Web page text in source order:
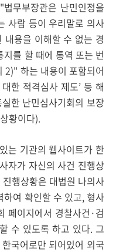
무부장관은 난민인정을
사람 등이 우리말로 의사
용을 이해할 수 없는 경
를 할 때에 통역 또는 번
2)" 하는 내용이 포함되어
한 적격심사 제도’ 등 해
한 난민심사기회의 보장
황이다).
는 기관의 웹사이트가 한
자가 자신의 사건 진행상
행상황은 대법원 나의사
여 확인할 수 있고, 형사
페이지에서 경찰사건·검
수 있도록 하고 있다. 그
국어로만 되어있어 외국